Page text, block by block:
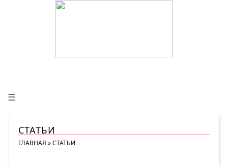
☰
СТАТЬИ
ГЛАВНАЯ »СТАТЬИ